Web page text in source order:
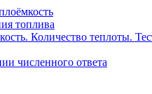
топлива
Количество теплоты.
численного ответа